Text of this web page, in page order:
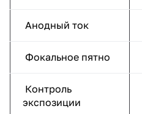
Анодный ток
Фокальное пятно
Контроль
экспозиции